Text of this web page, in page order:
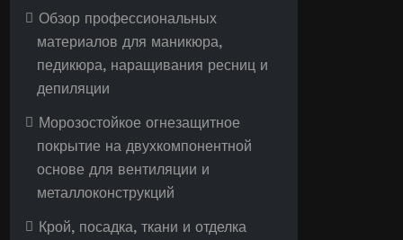
Обзор профессиональных
материалов для маникюра,
педикюра, наращивания ресниц и
депиляции
Морозостойкое огнезащитное
покрытие на двухкомпонентной
основе для вентиляции и
металлоконструкций
Крой, посадка, ткани и отделка